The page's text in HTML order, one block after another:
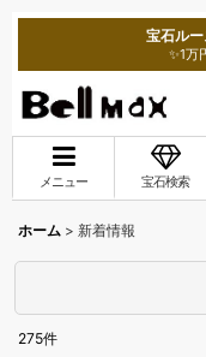
宝石ル
✨1万
メニュー 宝石検索
ホーム > 新着情報
275件